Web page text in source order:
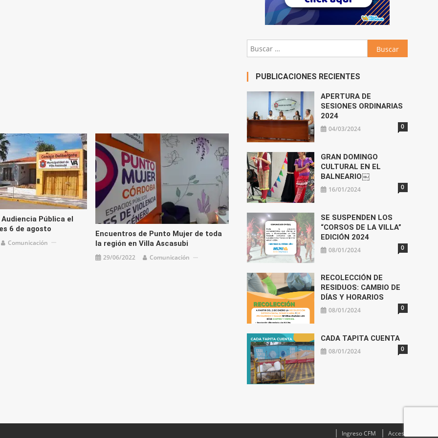
Audiencia Pública el
6 de agosto
Comunicación
Encuentros de Punto Mujer de toda
la región en Villa Ascasubi
29/06/2022 Comunicación
Buscar:
PUBLICACIONES RECIENTES
APERTURA DE
SESIONES ORDINARIAS
2024
04/03/2024 0
GRAN DOMINGO
CULTURAL EN EL
BALNEARIO￼
16/01/2024 0
SE SUSPENDEN LOS
“CORSOS DE LA VILLA”
EDICIÓN 2024
08/01/2024 0
RECOLECCIÓN DE
RESIDUOS: CAMBIO DE
DÍAS Y HORARIOS
08/01/2024 0
CADA TAPITA CUENTA
08/01/2024 0
Ingreso CFM Acceso